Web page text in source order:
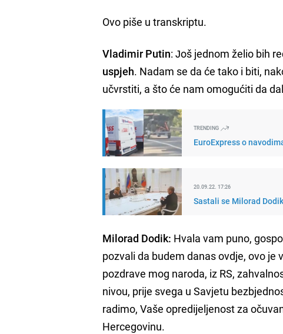
Ovo piše u transkriptu.
Vladimir Putin: Јoš jednom želio bih
uspjeh. Nadam se da će tako i biti,
učvrstiti, a što će nam omogućiti da
TRENDING
EuroExpress o
20.09.22. 17:26
Sastali se Milorad
Milorad Dodik: Hvala vam puno,
pozvali da budem danas ovdje, ovo
pozdrave mog naroda, iz RS,
nivou, prije svega u Savjetu
radimo, Vaše opredijeljenost za
Hercegovinu.